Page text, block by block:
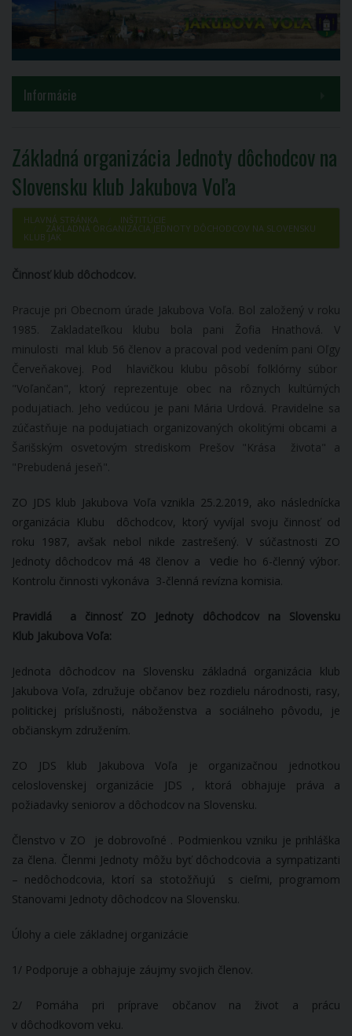
MENU
Informácie
Inštitúcie
Voľby a referendá
Kontakty
PROJEKT HUSKROUA 1702/3.1/0082
Základná organizácia Jednoty dôchodcov na
Slovensku klub Jakubova Voľa
HLAVNÁ STRÁNKA INŠTITÚCIE
ZÁKLADNÁ ORGANIZÁCIA JEDNOTY DÔCHODCOV NA SLOVENSKU
KLUB JAK
Činnosť klub dôchodcov.
Pracuje pri Obecnom úrade Jakubova Voľa. Bol založený v roku
1985. Zakladateľkou klubu bola pani Žofia Hnathová. V
minulosti mal klub 56 členov a pracoval pod vedením pani Oľgy
Červeňakovej. Pod hlavičkou klubu pôsobí folklórny súbor
"Voľančan", ktorý reprezentuje obec na rôznych kultúrných
podujatiach. Jeho vedúcou je pani Mária Urdová. Pravidelne sa
zúčastňuje na podujatiach organizovaných okolitými obcami a
Šarišským osvetovým strediskom Prešov "Krása života" a
"Prebudená jeseň".
ZO JDS klub Jakubova Voľa vznikla 25.2.2019, ako následnícka
organizácia Klubu dôchodcov, ktorý vyvíjal svoju činnosť od
roku 1987, avšak nebol nikde zastrešený. V súčastnosti ZO
Jednoty dôchodcov má 48 členov a
vedie ho 6-členný výbor.
Kontrolu činnosti vykonáva 3-členná revízna komisia.
Pravidlá a činnosť ZO Jednoty dôchodcov na Slovensku
Klub Jakubova Voľa:
Jednota dôchodcov na Slovensku základná organizácia klub
Jakubova Voľa, združuje občanov bez rozdielu národnosti, rasy,
politickej príslušnosti, náboženstva a sociálneho pôvodu, je
občianskym združením.
ZO JDS klub Jakubova Voľa je organizačnou jednotkou
celoslovenskej organizácie JDS , ktorá obhajuje práva a
požiadavky seniorov a dôchodcov na Slovensku.
Členstvo v ZO je dobrovoľné . Podmienkou vzniku je prihláška
za člena. Členmi Jednoty môžu byť dôchodcovia a sympatizanti
– nedôchodcovia, ktorí sa stotožňujú s cieľmi, programom
Stanovami Jednoty dôchodcov na Slovensku.
Úlohy a ciele základnej organizácie
1/ Podporuje a obhajuje záujmy svojich členov.
2/ Pomáha pri príprave občanov na život a prácu
v dôchodkovom veku.